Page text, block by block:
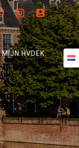
MIJN HVDEK